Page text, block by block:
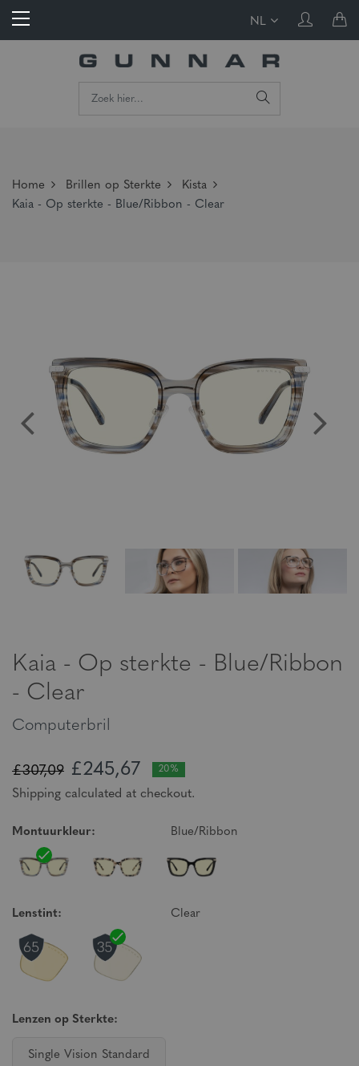
NL
Home Brillen op Sterkte
Kista
Kaia - Op sterkte - Blue/Ribbon - Clear
Kaia - Op sterkte - Blue/Ribbon
- Clear
Computerbril
£307,09 £245,67 20%
Shipping calculated at checkout.
Montuurkleur: Blue/Ribbon
Lenstint: Clear
Lenzen op Sterkte:
Single Vision Standard